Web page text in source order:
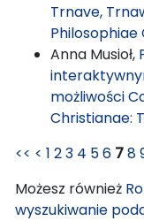
Trnave,
Philosophiae
Anna Musioł,
możliwości
Christianae:
<< < 1 23 4 56 78
Możesz również
wyszukiwanie